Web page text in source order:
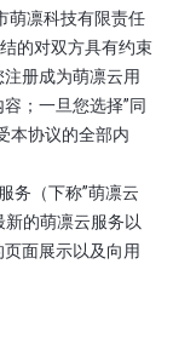
萌凛科技有限责任
的对双方具有约束
册成为萌凛云用
；一旦您选择”同
本协议的全部内
务（下称”萌凛云
新的萌凛云服务以
面展示以及向用